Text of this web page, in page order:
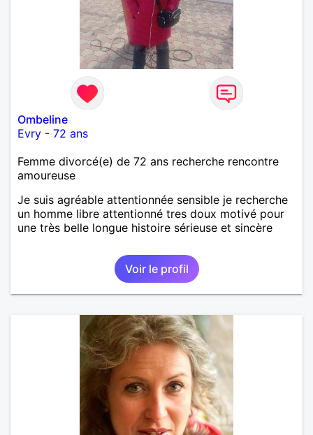
Ombeline
Evry - 72 ans
Femme divorcé(e) de 72 ans recherche rencontre
amoureuse
Je suis agréable attentionnée sensible je recherche
un homme libre attentionné tres doux motivé pour
une très belle longue histoire sérieuse et sincère
Voir le profil